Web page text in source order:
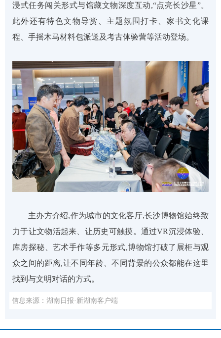
浸式任务闯关形式与馆藏文物深度互动,“点亮长沙星”。
此外还有特色文物导赏、主题氛围打卡、家书文化课
程、手摇木马材料包派送及考古体验营等活动登场。
主办方介绍,作为城市的文化客厅,长沙博物馆始终致
力于让文物活起来、让历史可触摸。通过VR沉浸体验、
库房探秘、艺术手作等多元形式,博物馆打破了展柜与观
众之间的距离,让不同年龄、不同背景的公众都能在这里
找到与文明对话的方式。
信息来源：湖南日报·新湖南客户端